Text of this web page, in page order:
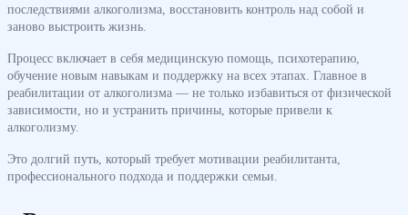
последствиями алкоголизма, восстановить контроль над собой и
заново выстроить жизнь.
Процесс включает в себя медицинскую помощь, психотерапию,
обучение новым навыкам и поддержку на всех этапах. Главное в
реабилитации от алкоголизма — не только избавиться от физической
зависимости, но и устранить причины, которые привели к
алкоголизму.
Это долгий путь, который требует мотивации реабилитанта,
профессионального подхода и поддержки семьи.